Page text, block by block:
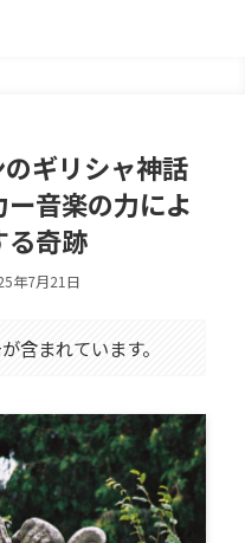
ギリシャ神話
音楽の力によ
る奇跡
年7月21日
含まれています。